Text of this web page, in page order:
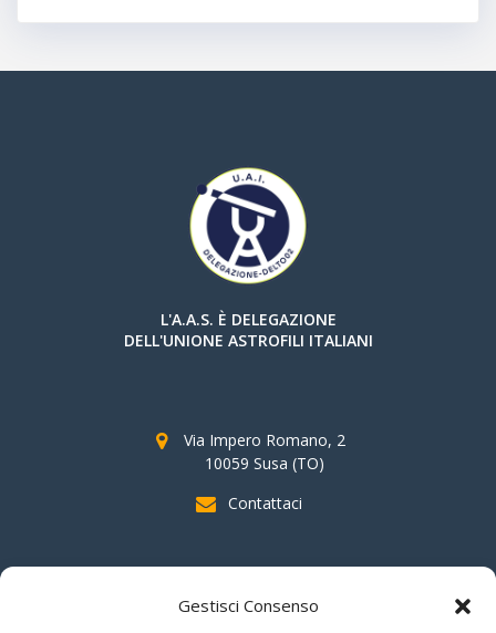
Gestisci Consenso
L'A.A.S. È DELEGAZIONE
DELL'UNIONE ASTROFILI ITALIANI
Via Impero Romano, 2
10059 Susa (TO)
Contattaci
SOSTIENI AAS